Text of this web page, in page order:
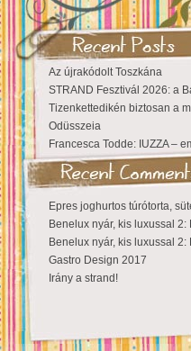
Az újrakódolt Toszkána
STRAND Fesztivál 2026: a
Tizenkettedikén biztosan a
Odüsszeia
Francesca Todde: IUZZA –
Epres joghurtos túrótorta,
Benelux nyár, kis luxussal
Benelux nyár, kis luxussal
Gastro Design 2017
Irány a strand!